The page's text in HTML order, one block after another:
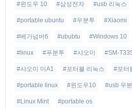
#윈도우 10 #삼성전자 #usb 리눅스
#portable ubuntu #우분투 #Xiaomi
#베가넘버6 #ububtu #Windows 10
#linux #푸분투 #샤오미 #SM-
#샤오미 미A1 #포터블 리눅스 #포터
#portable linux #윈도우10 #usb 우
#Linux Mint #portable os